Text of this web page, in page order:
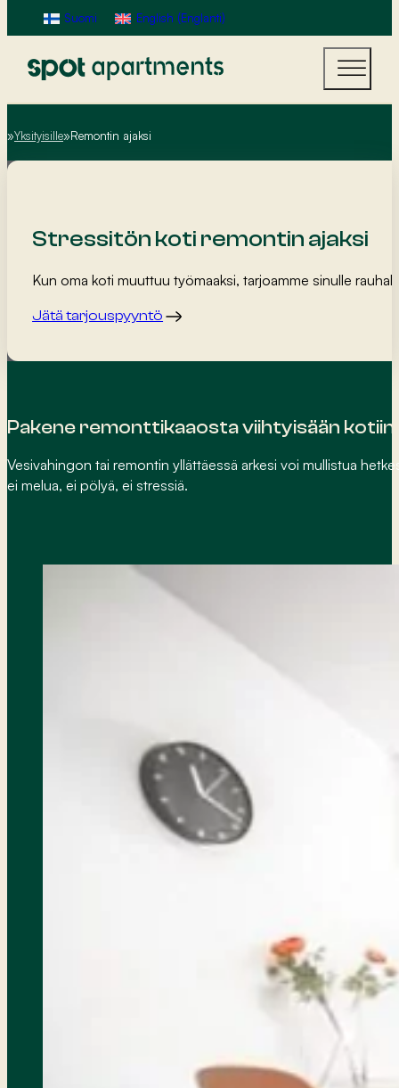
Suomi English (Englanti)
Home
Yksityisille Remontin ajaksi
Stressitön koti remontin ajaksi
Kun oma koti muuttuu työmaaksi, tarjoamme sinulle
Jätä tarjouspyyntö
Pakene remonttikaaosta viihtyisään kotiin
Vesivahingon tai remontin yllättäessä arkesi voi mullistua
ei melua, ei pölyä, ei stressiä.